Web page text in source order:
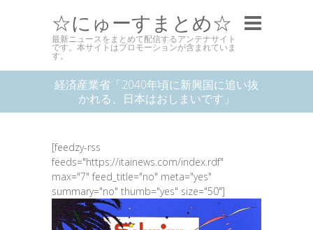
☆にゅーすまとめ☆
最新ニュースをまとめて配信するアンテナサイト
です。本サイトはプロモーションが含まれていま
す。
経済産業省「2040年頃に新興国に追い抜
かれる、日本はおしまいです」
[feedzy-rss
feeds="https://itainews.com/index.rdf"
max="7" feed_title="no" meta="yes"
summary="no" thumb="yes" size="50"]